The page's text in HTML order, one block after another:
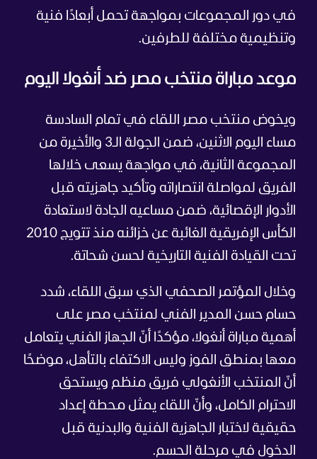
في دور المجموعات بمواجهة تحمل أبعادًا فنية
وتنظيمية مختلفة للطرفين.
موعد مباراة منتخب مصر ضد أنغولا اليوم
ويخوض منتخب مصر اللقاء في تمام السادسة
مساء اليوم الاثنين، ضمن الجولة الـ3 والأخيرة من
المجموعة الثانية، في مواجهة يسعى خلالها
الفريق لمواصلة انتصاراته وتأكيد جاهزيته قبل
الأدوار الإقصائية، ضمن مساعيه الجادة لاستعادة
الكأس الإفريقية الغائبة عن خزائنه منذ تتويج 2010
تحت القيادة الفنية التاريخية لحسن شحاتة.
وخلال المؤتمر الصحفي الذي سبق اللقاء، شدد
حسام حسن المدير الفني لمنتخب مصر على
أهمية مباراة أنغولا، مؤكدًا أنّ الجهاز الفني يتعامل
معها بمنطق الفوز وليس الاكتفاء بالتأهل، موضحًا
أنّ المنتخب الأنغولي فريق منظم ويستحق
الاحترام الكامل، وأنّ اللقاء يمثل محطة إعداد
حقيقية لاختبار الجاهزية الفنية والبدنية قبل
الدخول في مرحلة الحسم.